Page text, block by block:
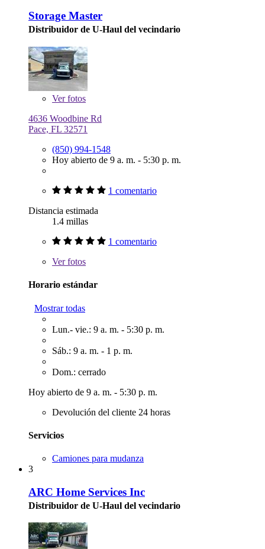
Storage Master
Distribuidor de U-Haul del vecindario
Verfotos
4636 Woodbine Rd
Pace, FL 32571
(850) 994-1548
Hoy abierto de 9 a. m. - 5:30 p. m.
1 comentario
Distancia estimada
1.4 millas
1 comentario
Verfotos
Horario estándar
Mostrar todas
Lun.- vie.: 9 a. m. - 5:30 p. m.
Sáb.: 9 a. m. - 1 p. m.
Dom.: cerrado
Hoy abierto de 9 a. m. - 5:30 p. m.
Devolución del cliente 24 horas
Servicios
Camiones para mudanza
3
ARC Home Services Inc
Distribuidor de U-Haul del vecindario